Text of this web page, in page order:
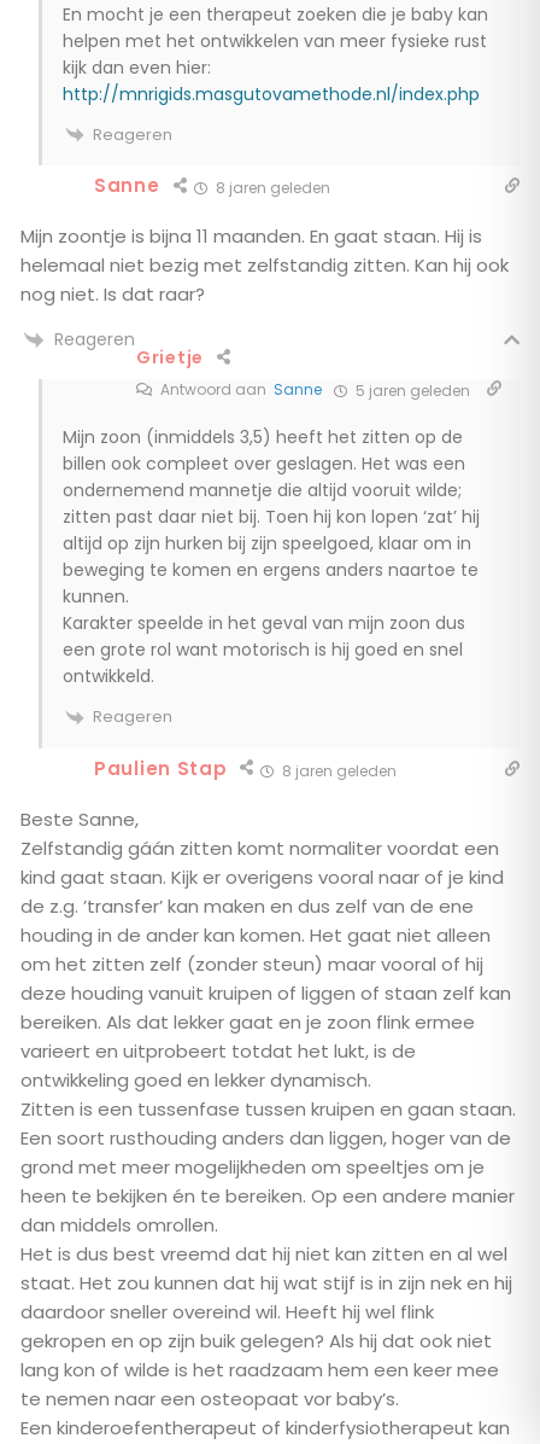
En mocht je een therapeut zoeken die je baby kan
helpen met het ontwikkelen van meer fysieke rust
kijk dan even hier:
http://mnrigids.masgutovamethode.nl/index.php
Reageren
Sanne 8 jaren geleden
Mijn zoontje is bijna 11 maanden. En gaat staan. Hij is
helemaal niet bezig met zelfstandig zitten. Kan hij ook
nog niet. Is dat raar?
Reageren
Grietje
Antwoord aan Sanne 5 jaren geleden
Mijn zoon (inmiddels 3,5) heeft het zitten op de
billen ook compleet over geslagen. Het was een
ondernemend mannetje die altijd vooruit wilde;
zitten past daar niet bij. Toen hij kon lopen ‘zat’ hij
altijd op zijn hurken bij zijn speelgoed, klaar om in
beweging te komen en ergens anders naartoe te
kunnen.
Karakter speelde in het geval van mijn zoon dus
een grote rol want motorisch is hij goed en snel
ontwikkeld.
Reageren
Paulien Stap 8 jaren geleden
Beste Sanne,
Zelfstandig gáán zitten komt normaliter voordat een
kind gaat staan. Kijk er overigens vooral naar of je kind
de z.g. ’transfer’ kan maken en dus zelf van de ene
houding in de ander kan komen. Het gaat niet alleen
om het zitten zelf (zonder steun) maar vooral of hij
deze houding vanuit kruipen of liggen of staan zelf kan
bereiken. Als dat lekker gaat en je zoon flink ermee
varieert en uitprobeert totdat het lukt, is de
ontwikkeling goed en lekker dynamisch.
Zitten is een tussenfase tussen kruipen en gaan staan.
Een soort rusthouding anders dan liggen, hoger van de
grond met meer mogelijkheden om speeltjes om je
heen te bekijken én te bereiken. Op een andere manier
dan middels omrollen.
Het is dus best vreemd dat hij niet kan zitten en al wel
staat. Het zou kunnen dat hij wat stijf is in zijn nek en hij
daardoor sneller overeind wil. Heeft hij wel flink
gekropen en op zijn buik gelegen? Als hij dat ook niet
lang kon of wilde is het raadzaam hem een keer mee
te nemen naar een osteopaat vor baby’s.
Een kinderoefentherapeut of kinderfysiotherapeut kan